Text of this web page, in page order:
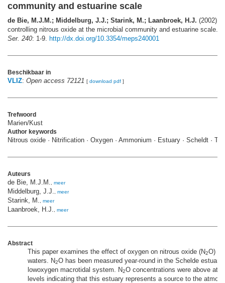
community and estuarine scale
de Bie, M.J.M.; Middelburg, J.J.; Starink, M.; Laanbroek, H.J. (2002).
controlling nitrous oxide at the microbial community and estuarine scale.
Ser. 240: 1-9. http://dx.doi.org/10.3354/meps240001
Beschikbaar in
VLIZ: Open access 72121 [ download pdf ]
Trefwoord
Marien/Kust
Author keywords
Nitrous oxide · Nitrification · Oxygen · Ammonium · Estuary · Scheldt ·
Auteurs
de Bie, M.J.M. meer
Middelburg, J.J. meer
Starink, M. meer
Laanbroek, H.J. meer
Abstract
This paper examines the effect of oxygen on nitrous oxide (N2O)
waters. N2O has been measured year-round in the Schelde
lowoxygen macrotidal system. N2O concentrations were above
levels indicating that this estuary represents a source to the